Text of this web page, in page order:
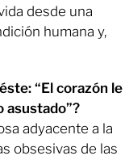
desde una
humana y,
“El corazón le
asustado”?
adyacente a la
obsesivas de las